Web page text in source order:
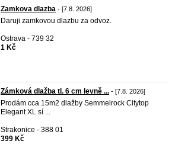
Zamkova dlazba - [7.8. 2026]
Daruji zamkovou dlazbu za odvoz.
Ostrava - 739 32
1 Kč
Zámková dlažba tl. 6 cm levně ... - [7.8. 2026]
Prodám cca 15m2 dlažby Semmelrock Citytop
Elegant XL sí ...
Strakonice - 388 01
399 Kč